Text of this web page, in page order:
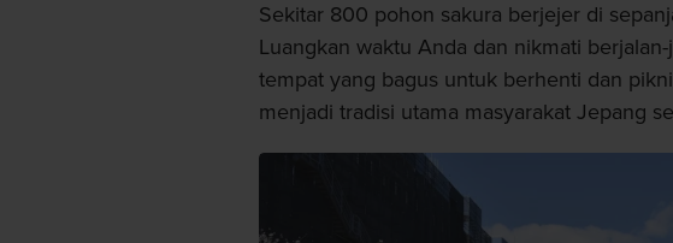
Sekitar 800 pohon sakura berjejer di
Luangkan waktu Anda dan nikmati
tempat yang bagus untuk berhenti dan
menjadi tradisi utama masyarakat Jepang